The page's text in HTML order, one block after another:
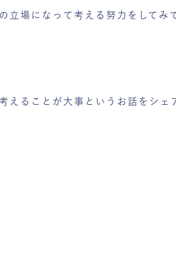
場になって考える努力をしてみ
えることが大事というお話をシェ